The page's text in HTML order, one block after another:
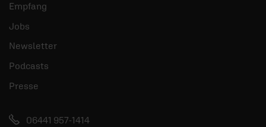
Empfang
Jobs
Newsletter
Podcasts
Presse
06441 957-1414